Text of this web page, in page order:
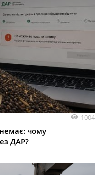
1004
немає: чому
ДАР?